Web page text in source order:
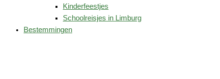
Kinderfeestjes
Schoolreisjes in Limburg
Bestemmingen